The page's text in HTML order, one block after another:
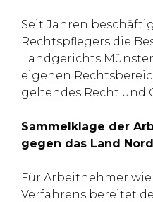
Seit Jahren
Rechtspflegers die
Landgerichts
eigenen
geltendes Recht und
Sammelklage der
gegen das Land
Für Arbeitnehmer
Verfahrens bereitet